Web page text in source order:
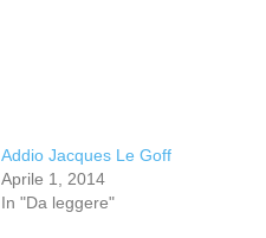
Addio Jacques Le Goff
Aprile 1, 2014
In "Da leggere"